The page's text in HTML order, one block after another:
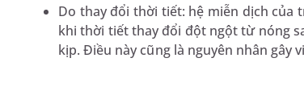
Do thay đổi thời tiết: hệ miễn dịch của
khi thời tiết thay đổi đột ngột từ nóng
kịp. Điều này cũng là nguyên nhân gây